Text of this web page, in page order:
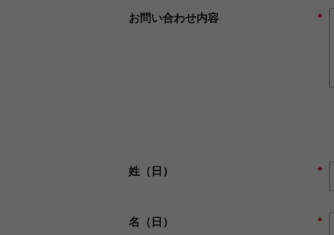
*
お問い合わせ内容
*
姓（日）
*
名（日）